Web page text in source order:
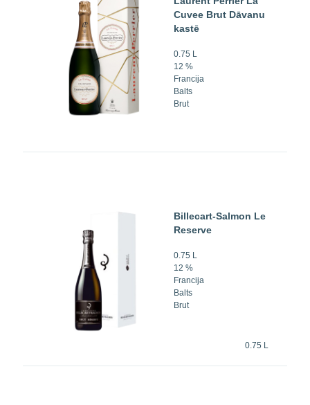
Cuvee Brut Dāvanu
kastē
0.75 L
12 %
Francija
Balts
Brut
Billecart-Salmon Le
Reserve
0.75 L
12 %
Francija
Balts
Brut
0.75 L